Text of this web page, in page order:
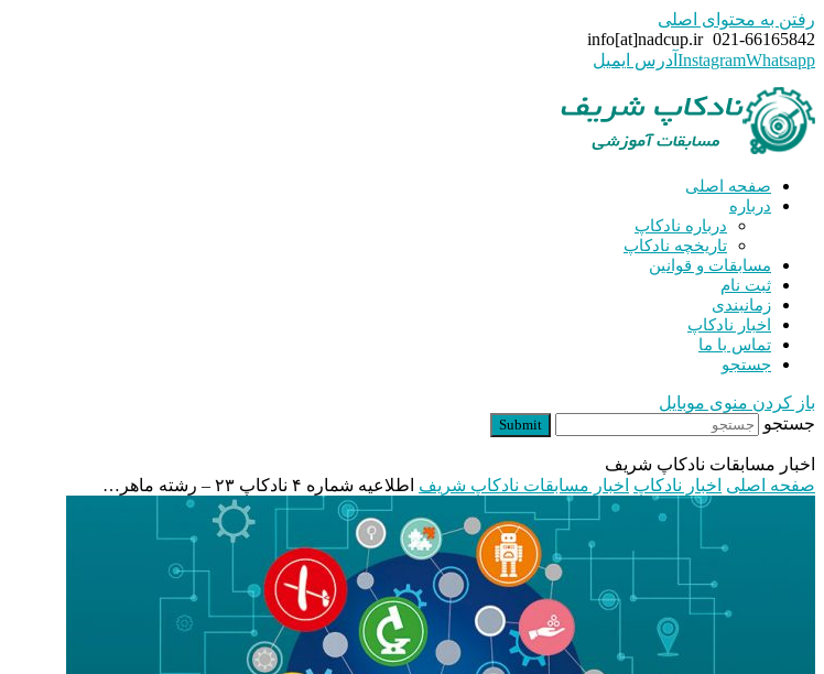
رفتن به محتوای اصلی
021-66165842
info[at]nadcup.ir
InstagramWhatsapp آدرس ایمیل
صفحه اصلی
درباره
درباره نادکاپ
تاریخچه نادکاپ
مسابقات و قوانین
ثبت نام
زمانبندی
اخبار نادکاپ
تماس با ما
جستجو
باز کردن منوی موبایل
جستجو
Submit
اخبار مسابقات نادکاپ شریف
صفحه اصلی اخبار نادکاپ اخبار مسابقات نادکاپ شریف اطلاعیه شماره ۴ نادکاپ ۲۳ – رشته ماهر…